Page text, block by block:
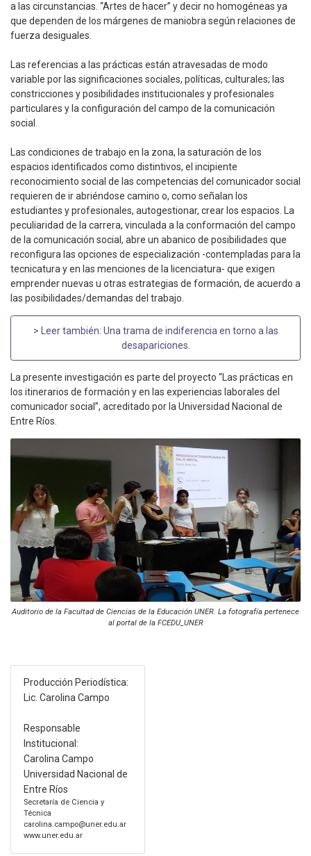
a las circunstancias. “Artes de hacer” y decir no homogéneas ya
que dependen de los márgenes de maniobra según relaciones de
fuerza desiguales.
Las referencias a las prácticas están atravesadas de modo
variable por las significaciones sociales, políticas, culturales; las
constricciones y posibilidades institucionales y profesionales
particulares y la configuración del campo de la comunicación
social.
Las condiciones de trabajo en la zona, la saturación de los
espacios identificados como distintivos, el incipiente
reconocimiento social de las competencias del comunicador social
requieren de ir abriéndose camino o, como señalan los
estudiantes y profesionales, autogestionar, crear los espacios. La
peculiaridad de la carrera, vinculada a la conformación del campo
de la comunicación social, abre un abanico de posibilidades que
reconfigura las opciones de especialización -contempladas para la
tecnicatura y en las menciones de la licenciatura- que exigen
emprender nuevas u otras estrategias de formación, de acuerdo a
las posibilidades/demandas del trabajo.
> Leer también: Una trama de indiferencia en torno a las
desapariciones
La presente investigación es parte del proyecto “Las prácticas en
los itinerarios de formación y en las experiencias laborales del
comunicador social”, acreditado por la Universidad Nacional de
Entre Ríos.
Auditorio de la Facultad de Ciencias de la Educación UNER. La fotografía pertenece
al portal de la FCEDU_UNER
Producción Periodística:
Lic. Carolina Campo
Responsable
Institucional:
Carolina Campo
Universidad Nacional de
Entre Ríos
Secretaría de Ciencia y
Técnica
carolina.campo@uner.edu.ar
www.uner.edu.ar